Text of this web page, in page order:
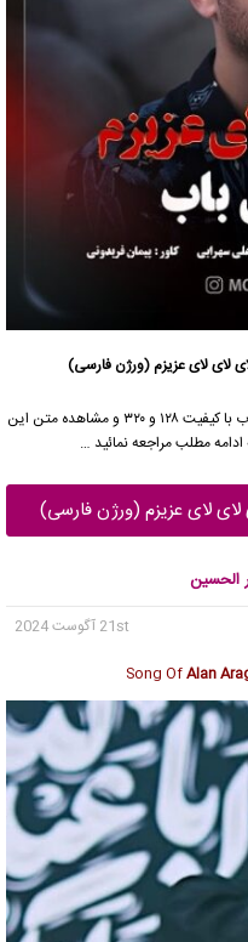
لای لای عزیزم (ورژن فارسی)
با کیفیت ۱۲۸ و ۳۲۰ و مشاهده متن این
مطلب مراجعه نمائید …
لای لای عزیزم (ورژن فارسی)
الحسین
21st آگوست 2024
Song OfAlan